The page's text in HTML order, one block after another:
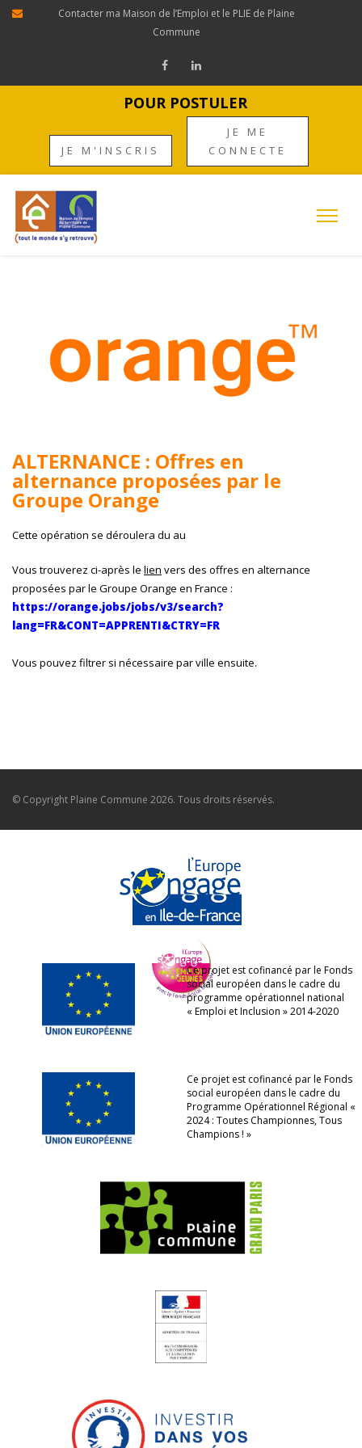
Contacter ma Maison de l’Emploi et le PLIE de Plaine
Commune
POUR POSTULER
JE M'INSCRIS
JE ME
CONNECTE
ALTERNANCE : Offres en
alternance proposées par le
Groupe Orange
Cette opération se déroulera du au
Vous trouverez ci-après le lien vers des offres en alternance
proposées par le Groupe Orange en France :
https://orange.jobs/jobs/v3/search?
lang=FR&CONT=APPRENTI&CTRY=FR
Vous pouvez filtrer si nécessaire par ville ensuite.
© Copyright Plaine Commune 2026. Tous droits réservés.
Ce projet est cofinancé par le Fonds
social européen dans le cadre du
programme opérationnel national
« Emploi et Inclusion » 2014-2020
Ce projet est cofinancé par le Fonds
social européen dans le cadre du
Programme Opérationnel Régional «
2024 : Toutes Championnes, Tous
Champions ! »